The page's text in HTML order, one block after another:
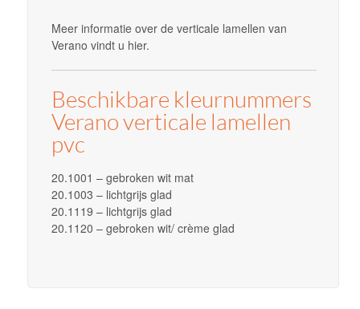
Meer informatie over de verticale lamellen van
Verano vindt u hier.
Beschikbare kleurnummers
Verano verticale lamellen
pvc
20.1001 – gebroken wit mat
20.1003 – lichtgrijs glad
20.1119 – lichtgrijs glad
20.1120 – gebroken wit/ crème glad